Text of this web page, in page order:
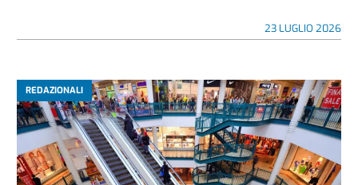
23 LUGLIO 2026
REDAZIONALI